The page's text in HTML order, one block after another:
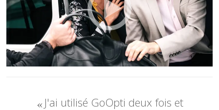
J'ai utilisé GoOpti deux fois et